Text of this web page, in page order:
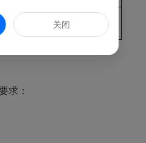
币贰万元以内
求：
关闭